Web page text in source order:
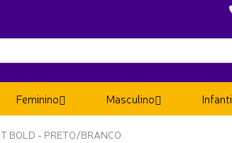
Feminino Masculino
BOLD - PRETO/BRANCO